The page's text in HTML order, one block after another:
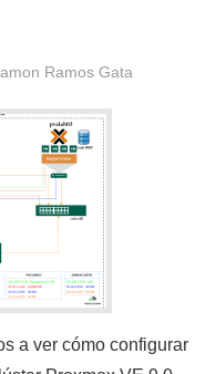
Ramos Gata
a ver cómo configurar